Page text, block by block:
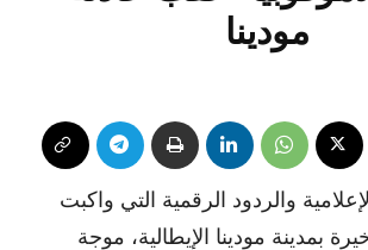
مودينا
والردود الرقمية التي واكبت
بمدينة مودينا الإيطالية، موجة